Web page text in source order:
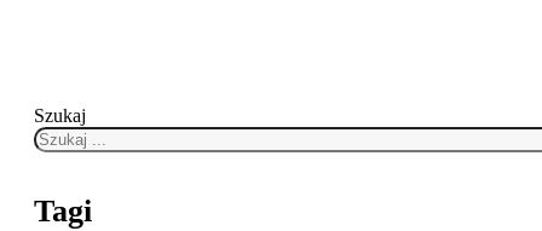
Szukaj
Tagi